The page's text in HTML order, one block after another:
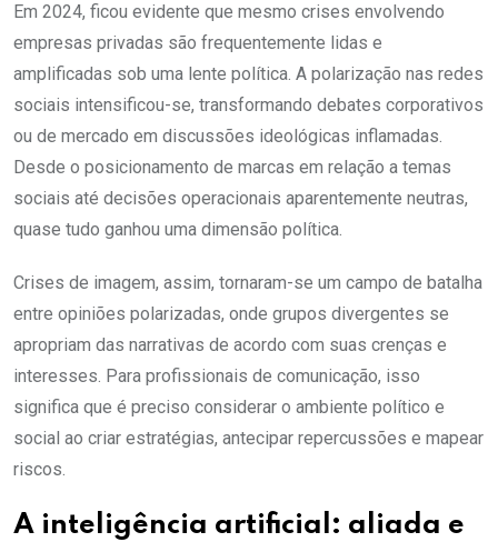
Em 2024, ficou evidente que mesmo crises envolvendo
empresas privadas são frequentemente lidas e
amplificadas sob uma lente política. A polarização nas redes
sociais intensificou-se, transformando debates corporativos
ou de mercado em discussões ideológicas inflamadas.
Desde o posicionamento de marcas em relação a temas
sociais até decisões operacionais aparentemente neutras,
quase tudo ganhou uma dimensão política.
Crises de imagem, assim, tornaram-se um campo de batalha
entre opiniões polarizadas, onde grupos divergentes se
apropriam das narrativas de acordo com suas crenças e
interesses. Para profissionais de comunicação, isso
significa que é preciso considerar o ambiente político e
social ao criar estratégias, antecipar repercussões e mapear
riscos.
A inteligência artificial: aliada e